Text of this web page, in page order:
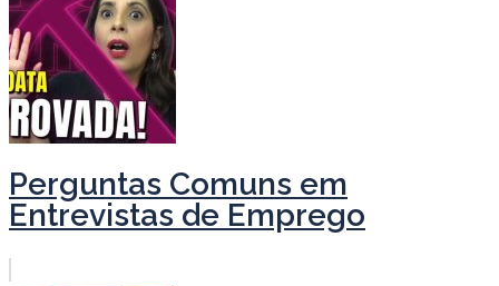
Perguntas Comuns em
Entrevistas de Emprego